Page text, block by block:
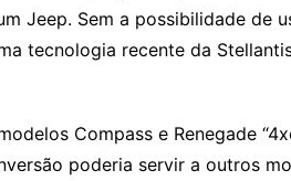
Jeep. Sem a possibilidade de
tecnologia recente da
Compass e Renegade
poderia servir a outros